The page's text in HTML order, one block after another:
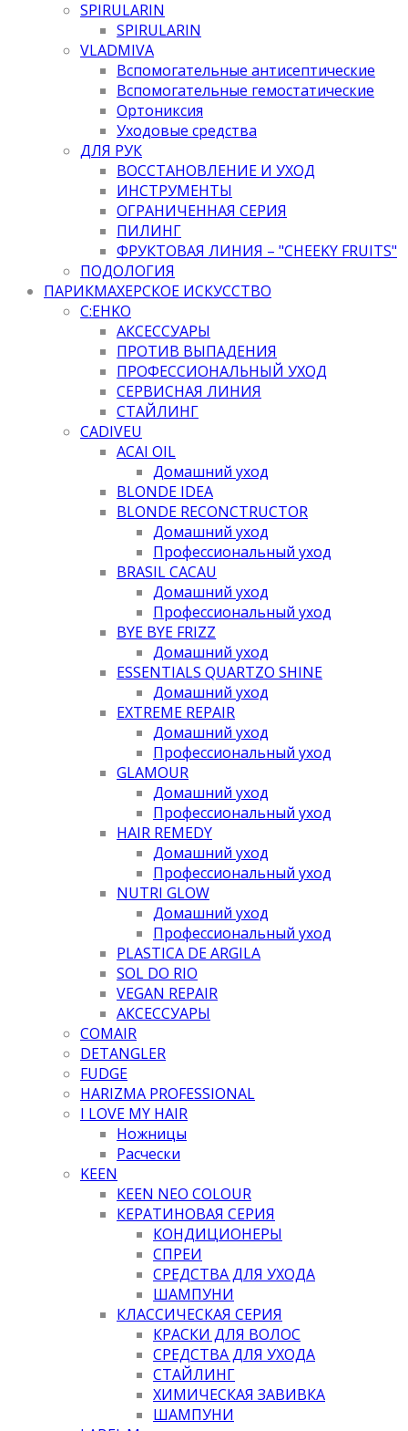
SPIRULARIN
SPIRULARIN
VLADMIVA
Вспомогательные антисептические
Вспомогательные гемостатические
Ортониксия
Уходовые средства
ДЛЯ РУК
ВОССТАНОВЛЕНИЕ И УХОД
ИНСТРУМЕНТЫ
ОГРАНИЧЕННАЯ СЕРИЯ
ПИЛИНГ
ФРУКТОВАЯ ЛИНИЯ – "CHEEKY FRUITS"
ПОДОЛОГИЯ
ПАРИКМАХЕРСКОЕ ИСКУССТВО
C:EHKO
АКСЕССУАРЫ
ПРОТИВ ВЫПАДЕНИЯ
ПРОФЕССИОНАЛЬНЫЙ УХОД
СЕРВИСНАЯ ЛИНИЯ
СТАЙЛИНГ
CADIVEU
ACAI OIL
Домашний уход
BLONDE IDEA
BLONDE RECONCTRUCTOR
Домашний уход
Профессиональный уход
BRASIL CACAU
Домашний уход
Профессиональный уход
BYE BYE FRIZZ
Домашний уход
ESSENTIALS QUARTZO SHINE
Домашний уход
EXTREME REPAIR
Домашний уход
Профессиональный уход
GLAMOUR
Домашний уход
Профессиональный уход
HAIR REMEDY
Домашний уход
Профессиональный уход
NUTRI GLOW
Домашний уход
Профессиональный уход
PLASTICA DE ARGILA
SOL DO RIO
VEGAN REPAIR
АКСЕССУАРЫ
COMAIR
DETANGLER
FUDGE
HARIZMA PROFESSIONAL
I LOVE MY HAIR
Ножницы
Расчески
KEEN
KEEN NEO COLOUR
КЕРАТИНОВАЯ СЕРИЯ
КОНДИЦИОНЕРЫ
СПРЕИ
СРЕДСТВА ДЛЯ УХОДА
ШАМПУНИ
КЛАССИЧЕСКАЯ СЕРИЯ
КРАСКИ ДЛЯ ВОЛОС
СРЕДСТВА ДЛЯ УХОДА
СТАЙЛИНГ
ХИМИЧЕСКАЯ ЗАВИВКА
ШАМПУНИ